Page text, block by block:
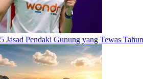
5 Jasad Pendaki Gunung yang Tewas